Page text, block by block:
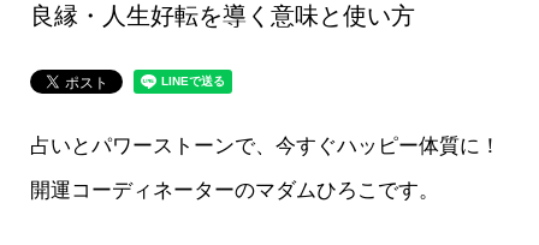
良縁・人生好転を導く意味と使い方
占いとパワーストーンで、今すぐハッピー体質に！
開運コーディネーターのマダムひろこです。